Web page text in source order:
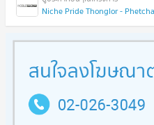
Niche Pride Thonglor -